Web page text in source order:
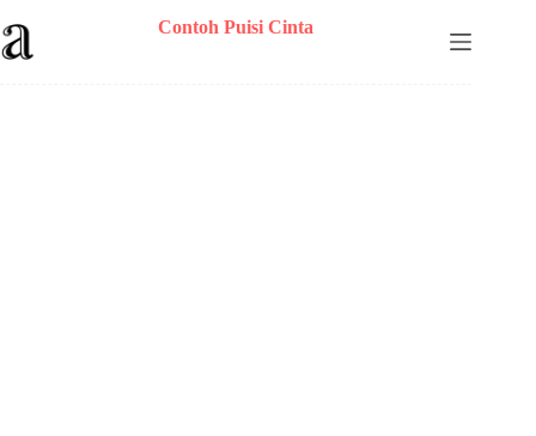
to
content
Contoh Puisi Cinta